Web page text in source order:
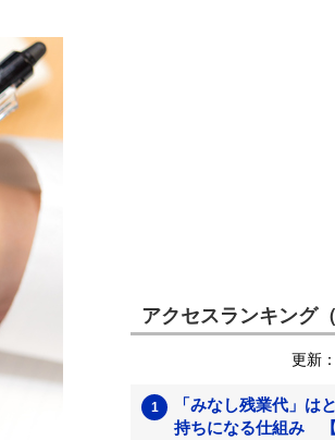
アクセスランキング（
更新
「みなし残業代」は
持ちになる仕組み